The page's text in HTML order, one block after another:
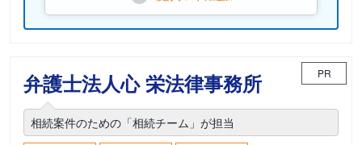
弁護士法人心 栄法律事務所 PR
相続案件のための「相続チーム」が担当